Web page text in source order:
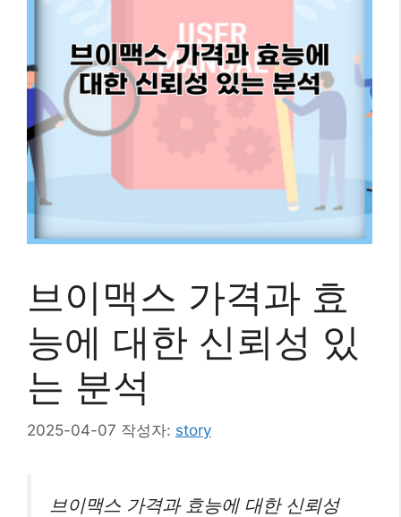
브이맥스 가격과 효
능에 대한 신뢰성 있
는 분석
2025-04-07 작성자: story
브이맥스 가격과 효능에 대한 신뢰성